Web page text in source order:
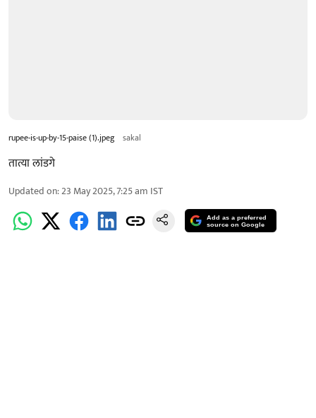
rupee-is-up-by-15-paise (1).jpeg sakal
तात्या लांडगे
Updated on:23 May 2025, 7:25 am IST
Add as a preferred
source on Google